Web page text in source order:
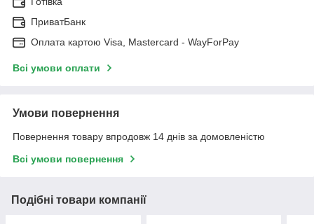
ПриватБанк
Оплата картою Visa, Mastercard - WayForPay
Всі умови оплати
Умови повернення
Повернення товару впродовж 14 днів за домовленістю
Всі умови повернення
Подібні товари компанії